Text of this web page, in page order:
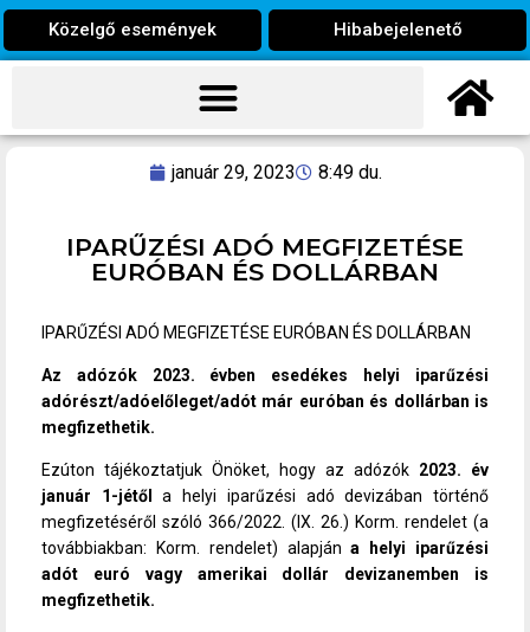
Közelgő események Hibabejelenető
január 29, 2023 8:49 du.
IPARŰZÉSI ADÓ MEGFIZETÉSE
EURÓBAN ÉS DOLLÁRBAN
IPARŰZÉSI ADÓ MEGFIZETÉSE EURÓBAN ÉS DOLLÁRBAN
Az adózók 2023. évben esedékes helyi iparűzési
adórészt/adóelőleget/adót már euróban és dollárban is
megfizethetik.
Ezúton tájékoztatjuk Önöket, hogy az adózók 2023. év
január 1-jétől
a helyi iparűzési adó devizában történő
megfizetéséről szóló 366/2022. (IX. 26.) Korm. rendelet (a
továbbiakban: Korm. rendelet) alapjána helyi iparűzési
adót euró vagy amerikai dollár devizanemben is
megfizethetik.